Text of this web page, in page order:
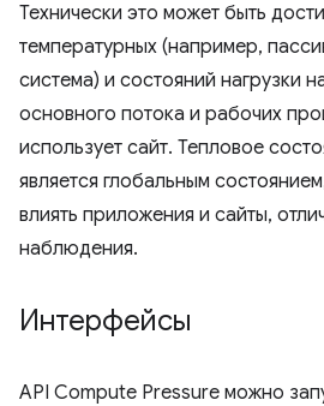
Технически это может быть
температурных (например,
система) и состояний нагрузки
основного потока и рабочих
использует сайт. Тепловое
является глобальным
влиять приложения и сайты,
наблюдения.
Интерфейсы
API Compute Pressure можно